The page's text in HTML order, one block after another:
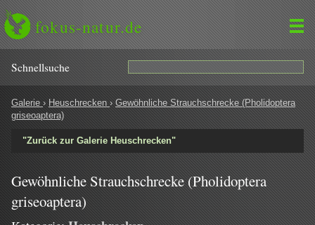
fokus-natur.de
Schnell­suche
Galerie › Heuschrecken › Gewöhnliche Strauchschrecke (Pholidoptera
griseoaptera)
"Zurück zur Galerie Heuschrecken"
Gewöhnliche Strauchschrecke (Pholidoptera
griseoaptera)